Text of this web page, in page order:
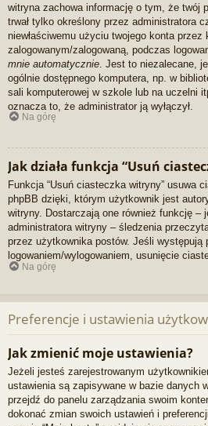
witryna zachowa informację o tym, że twój
trwał tylko określony przez administratora
niewłaściwemu użyciu twojego konta
zalogowanym/zalogowaną, podczas
mnie automatycznie . Jest to niezalecane,
ogólnie dostępnego komputera, np. w
sali komputerowej w szkole lub na uczelni
oznacza to, że administrator ją wyłączył.
Na górę
Jak działa funkcja “Usuń
Funkcja “Usuń ciasteczka witryny” usuwa
phpBB dzięki, którym użytkownik jest
witryny. Dostarczają one również funkcję –
administratora witryny – śledzenia
przez użytkownika postów. Jeśli występują
logowaniem/wylogowaniem, usunięcie
Na górę
Preferencje i ustawienia
Jak zmienić moje ustawienia?
Jeżeli jesteś zarejestrowanym
ustawienia są zapisywane w bazie danych
przejdź do panelu zarządzania swoim
dokonać zmian swoich ustawień i